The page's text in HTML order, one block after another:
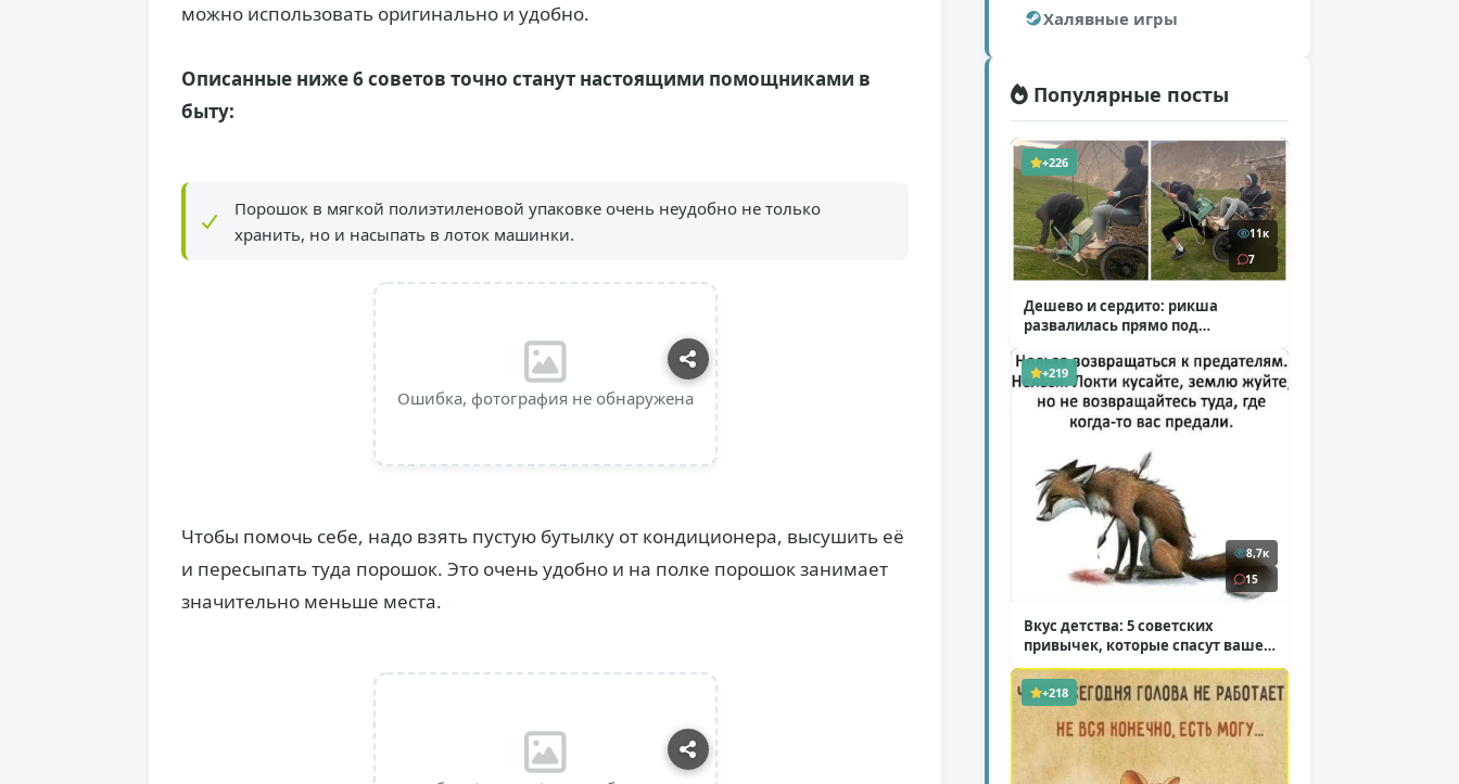
можно использовать оригинально и удобно.
Описанные ниже 6 советов точно станут настоящими помощниками в
быту:
Порошок в мягкой полиэтиленовой упаковке очень неудобно не только
хранить, но и насыпать в лоток машинки.
Ошибка, фотография не обнаружена
Чтобы помочь себе, надо взять пустую бутылку от кондиционера, высушить её
и пересыпать туда порошок. Это очень удобно и на полке порошок занимает
значительно меньше места.
Халявные игры
Популярные посты
+226
11к
7
Дешево и сердито: рикша
развалилась прямо под
+219
8,7к
15
Вкус детства: 5 советских
привычек, которые спасут ваше
здоровье( 2 фото )
+218